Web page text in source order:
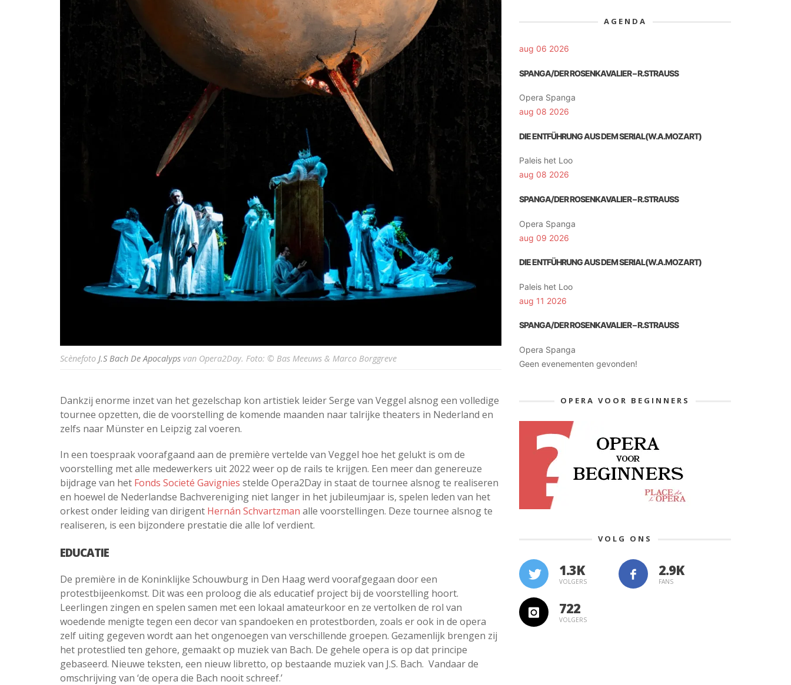
Scènefoto J.S Bach De Apocalyps van Opera2Day. Foto: © Bas Meeuws & Marco Borggreve
Dankzij enorme inzet van het gezelschap kon artistiek leider Serge van Veggel alsnog een volledige
tournee opzetten, die de voorstelling de komende maanden naar talrijke theaters in Nederland en
zelfs naar Münster en Leipzig zal voeren.
In een toespraak voorafgaand aan de première vertelde van Veggel hoe het gelukt is om de
voorstelling met alle medewerkers uit 2022 weer op de rails te krijgen. Een meer dan genereuze
bijdrage van het Fonds Societé Gavignies stelde Opera2Day in staat de tournee alsnog te realiseren
en hoewel de Nederlandse Bachvereniging niet langer in het jubileumjaar is, spelen leden van het
orkest onder leiding van dirigent Hernán Schvartzman alle voorstellingen. Deze tournee alsnog te
realiseren, is een bijzondere prestatie die alle lof verdient.
EDUCATIE
De première in de Koninklijke Schouwburg in Den Haag werd voorafgegaan door een
protestbijeenkomst. Dit was een proloog die als educatief project bij de voorstelling hoort.
Leerlingen zingen en spelen samen met een lokaal amateurkoor en ze vertolken de rol van
woedende menigte tegen een decor van spandoeken en protestborden, zoals er ook in de opera
zelf uiting gegeven wordt aan het ongenoegen van verschillende groepen. Gezamenlijk brengen zij
het protestlied ten gehore, gemaakt op muziek van Bach. De gehele opera is op dat principe
gebaseerd. Nieuwe teksten, een nieuw libretto, op bestaande muziek van J.S. Bach. Vandaar de
omschrijving van ‘de opera die Bach nooit schreef.’
AGENDA
aug 06 2026
SPANGA/DER ROSENKAVALIER – R.STRAUSS
Opera Spanga
aug 08 2026
DIE ENTFÜHRUNG AUS DEM SERIAL(W.A.MOZART)
Paleis het Loo
aug 08 2026
SPANGA/DER ROSENKAVALIER – R.STRAUSS
Opera Spanga
aug 09 2026
DIE ENTFÜHRUNG AUS DEM SERIAL(W.A.MOZART)
Paleis het Loo
aug 11 2026
SPANGA/DER ROSENKAVALIER – R.STRAUSS
Opera Spanga
Geen evenementen gevonden!
OPERA VOOR BEGINNERS
VOLG ONS
1.3K
VOLGERS FANS
722
VOLGERS